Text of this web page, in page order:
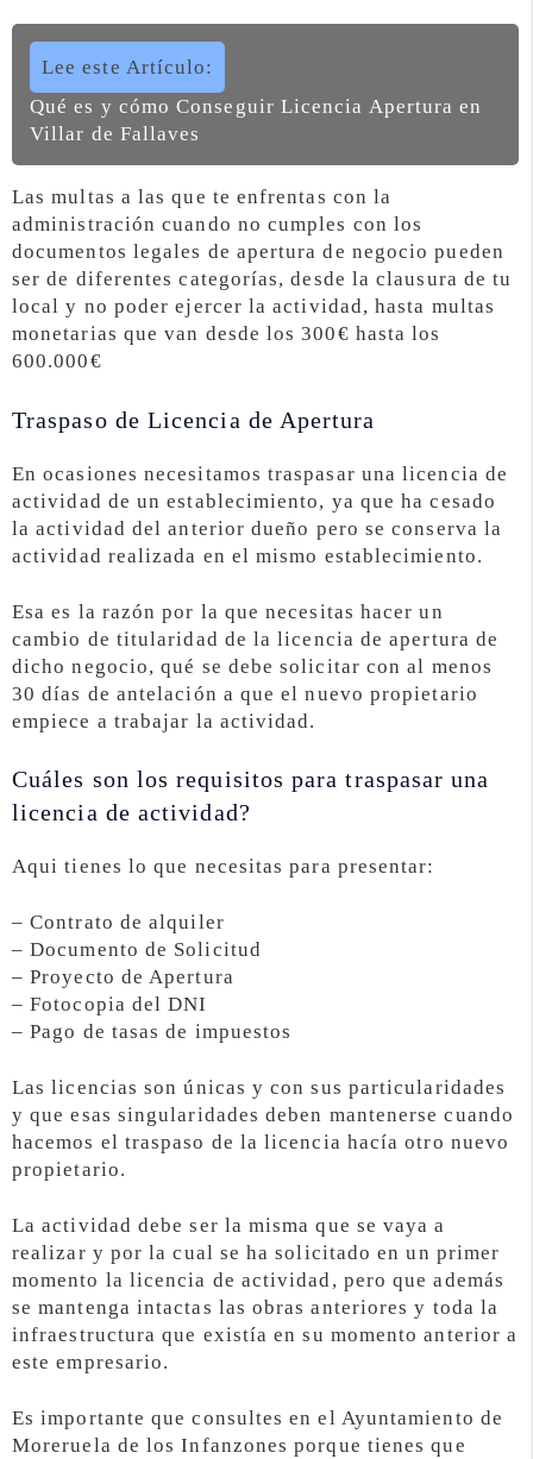
Lee este Artículo:
Qué es y cómo Conseguir Licencia Apertura en
Villar de Fallaves
Las multas a las que te enfrentas con la
administración cuando no cumples con los
documentos legales de apertura de negocio pueden
ser de diferentes categorías, desde la clausura de tu
local y no poder ejercer la actividad, hasta multas
monetarias que van desde los 300€ hasta los
600.000€
Traspaso de Licencia de Apertura
En ocasiones necesitamos traspasar una licencia de
actividad de un establecimiento, ya que ha cesado
la actividad del anterior dueño pero se conserva la
actividad realizada en el mismo establecimiento.
Esa es la razón por la que necesitas hacer un
cambio de titularidad de la licencia de apertura de
dicho negocio, qué se debe solicitar con al menos
30 días de antelación a que el nuevo propietario
empiece a trabajar la actividad.
Cuáles son los requisitos para traspasar una
licencia de actividad?
Aqui tienes lo que necesitas para presentar:
– Contrato de alquiler
– Documento de Solicitud
– Proyecto de Apertura
– Fotocopia del DNI
– Pago de tasas de impuestos
Las licencias son únicas y con sus particularidades
y que esas singularidades deben mantenerse cuando
hacemos el traspaso de la licencia hacía otro nuevo
propietario.
La actividad debe ser la misma que se vaya a
realizar y por la cual se ha solicitado en un primer
momento la licencia de actividad, pero que además
se mantenga intactas las obras anteriores y toda la
infraestructura que existía en su momento anterior a
este empresario.
Es importante que consultes en el Ayuntamiento de
Moreruela de los Infanzones porque tienes que